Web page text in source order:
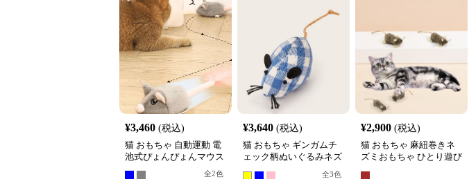
¥3,460 (税込)
猫 おもちゃ 自動運動 電
池式ぴょんぴょんマウス
全2色
¥3,640 (税込)
猫 おもちゃ ギンガムチ
ェック柄ぬいぐるみネズ
ミおもちゃ3個セット
全3色
¥2,900 (税込)
猫 おもちゃ 麻紐巻きネ
ズミおもちゃ ひとり遊び